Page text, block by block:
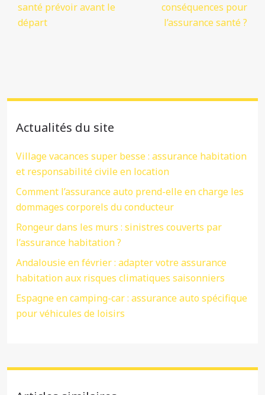
santé prévoir avant le
départ
conséquences pour
l’assurance santé ?
Actualités du site
Village vacances super besse : assurance habitation
et responsabilité civile en location
Comment l’assurance auto prend-elle en charge les
dommages corporels du conducteur
Rongeur dans les murs : sinistres couverts par
l’assurance habitation ?
Andalousie en février : adapter votre assurance
habitation aux risques climatiques saisonniers
Espagne en camping-car : assurance auto spécifique
pour véhicules de loisirs